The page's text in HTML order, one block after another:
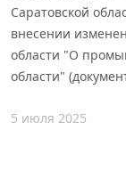
Саратовской
внесении
области "О
области"
5 июля 2025